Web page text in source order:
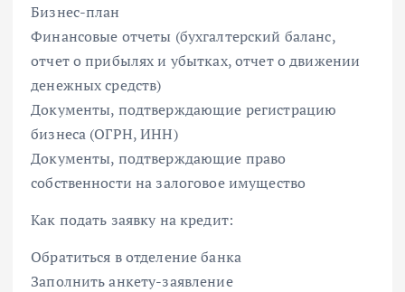
Бизнес-план
Финансовые отчеты (бухгалтерский баланс,
отчет о прибылях и убытках, отчет о движении
денежных средств)
Документы, подтверждающие регистрацию
бизнеса (ОГРН, ИНН)
Документы, подтверждающие право
собственности на залоговое имущество
Как подать заявку на кредит:
Обратиться в отделение банка
Заполнить анкету-заявление